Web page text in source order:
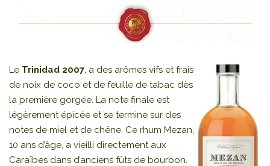
Le Trinidad 2007, a des arômes vifs et frais
de noix de coco et de feuille de tabac dès
la première gorgée. La note finale est
légèrement épicée et se termine sur des
notes de miel et de chêne. Ce rhum Mezan,
10 ans d’âge, a vieilli directement aux
Caraïbes dans d’anciens fûts de bourbon.